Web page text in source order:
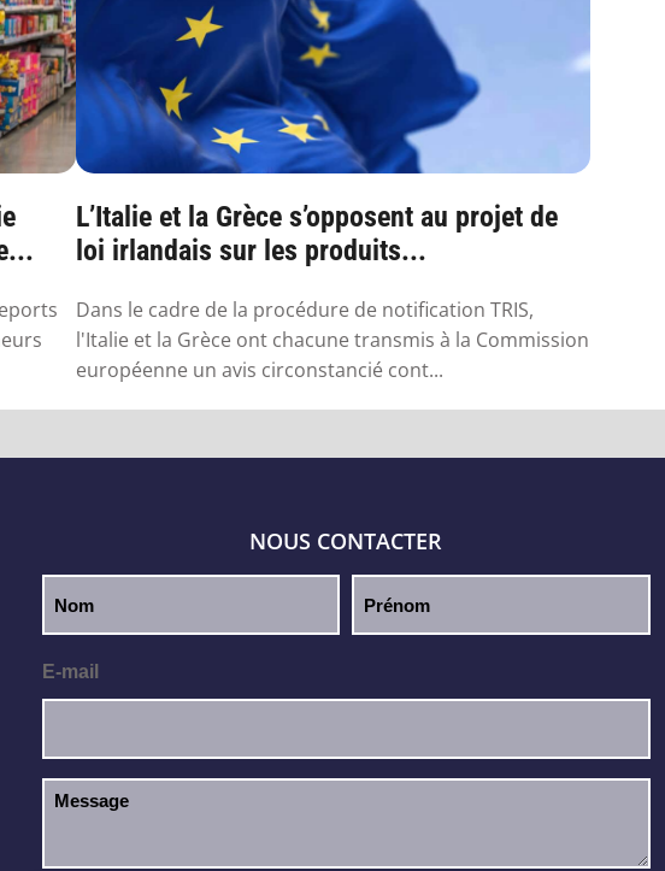
L’Italie et la Grèce s’opposent au projet de
loi irlandais sur les produits...
Dans le cadre de la procédure de notification TRIS,
l'Italie et la Grèce ont chacune transmis à la Commission
européenne un avis circonstancié cont...
NOUS CONTACTER
E-mail